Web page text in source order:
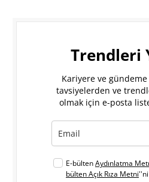
Trendleri
Kariyere ve
tavsiyelerden ve
olmak için e-posta
E-bültenAydınlatma
bülten Açık Rıza Metni